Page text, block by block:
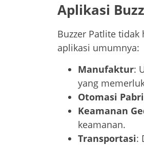
Aplikasi
Buzzer Patlite
aplikasi umumnya:
Manufaktur:
yang
Otomasi
Keamanan
keamanan.
Transportasi: